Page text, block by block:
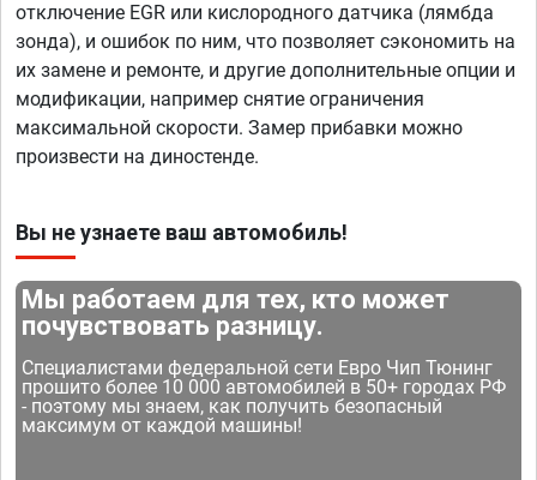
отключение EGR или кислородного датчика (лямбда
зонда), и ошибок по ним, что позволяет сэкономить на
их замене и ремонте, и другие дополнительные опции и
модификации, например снятие ограничения
максимальной скорости. Замер прибавки можно
произвести на диностенде.
Вы не узнаете ваш автомобиль!
Мы работаем для тех, кто может
почувствовать разницу.
Специалистами федеральной сети Евро Чип Тюнинг
прошито более 10 000 автомобилей в 50+ городах РФ
- поэтому мы знаем, как получить безопасный
максимум от каждой машины!